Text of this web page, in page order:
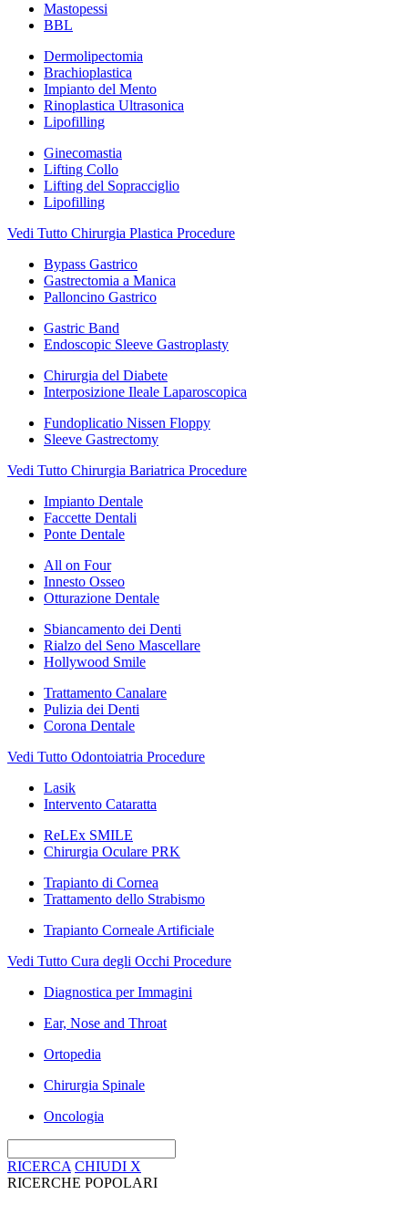
Mastopessi
BBL
Dermolipectomia
Brachioplastica
Impianto del Mento
Rinoplastica Ultrasonica
Lipofilling
Ginecomastia
Lifting Collo
Lifting del Sopracciglio
Lipofilling
Vedi Tutto Chirurgia Plastica Procedure
Bypass Gastrico
Gastrectomia a Manica
Palloncino Gastrico
Gastric Band
Endoscopic Sleeve Gastroplasty
Chirurgia del Diabete
Interposizione Ileale Laparoscopica
Fundoplicatio Nissen Floppy
Sleeve Gastrectomy
Vedi Tutto Chirurgia Bariatrica Procedure
Impianto Dentale
Faccette Dentali
Ponte Dentale
All on Four
Innesto Osseo
Otturazione Dentale
Sbiancamento dei Denti
Rialzo del Seno Mascellare
Hollywood Smile
Trattamento Canalare
Pulizia dei Denti
Corona Dentale
Vedi Tutto Odontoiatria Procedure
Lasik
Intervento Cataratta
ReLEx SMILE
Chirurgia Oculare PRK
Trapianto di Cornea
Trattamento dello Strabismo
Trapianto Corneale Artificiale
Vedi Tutto Cura degli Occhi Procedure
Diagnostica per Immagini
Ear, Nose and Throat
Ortopedia
Chirurgia Spinale
Oncologia
RICERCA CHIUDI X
RICERCHE POPOLARI